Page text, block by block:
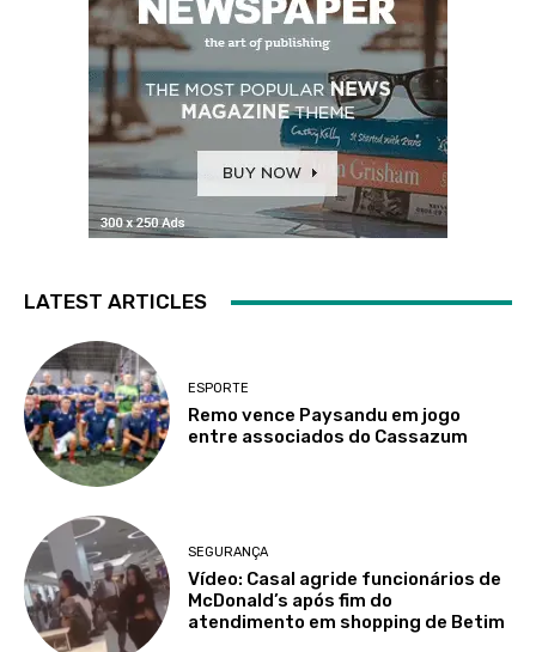
LATEST ARTICLES
ESPORTE
Remo vence Paysandu em jogo
entre associados do Cassazum
SEGURANÇA
Vídeo: Casal agride funcionários de
McDonald’s após fim do
atendimento em shopping de Betim